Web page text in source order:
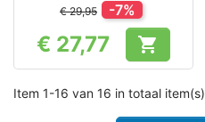
€ 29,95 -7%
Prijs
€ 27,77 
Item 1-16 van 16 in totaal item(s)